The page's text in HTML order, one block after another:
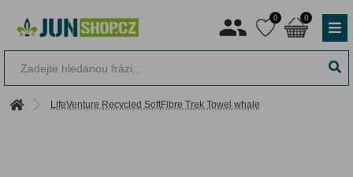
0 0
LifeVenture Recycled SoftFibre Trek Towel whale